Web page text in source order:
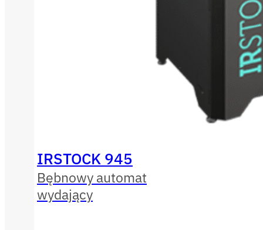
IRSTOCK 945
Bębnowy automat
wydający